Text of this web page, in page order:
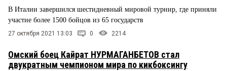
В Италии завершился шестидневный мировой турнир, где приняли
участие более 1500 бойцов из 65 государств
27 октября 2021 13:03 0 2214
Омский боец Кайрат НУРМАГАНБЕТОВ стал
двукратным чемпионом мира по кикбоксингу